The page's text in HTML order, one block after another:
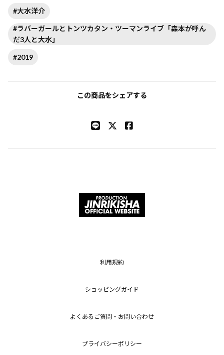
#大水洋介
#ラバーガールとトンツカタン・ツーマンライブ「森本が呼ん
だ3人と大水」
#2019
この商品をシェアする
利用規約
ショッピングガイド
よくあるご質問・お問い合わせ
プライバシーポリシー